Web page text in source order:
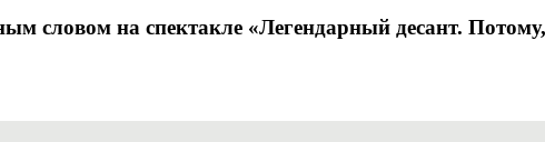
словом на спектакле «Легендарный десант.